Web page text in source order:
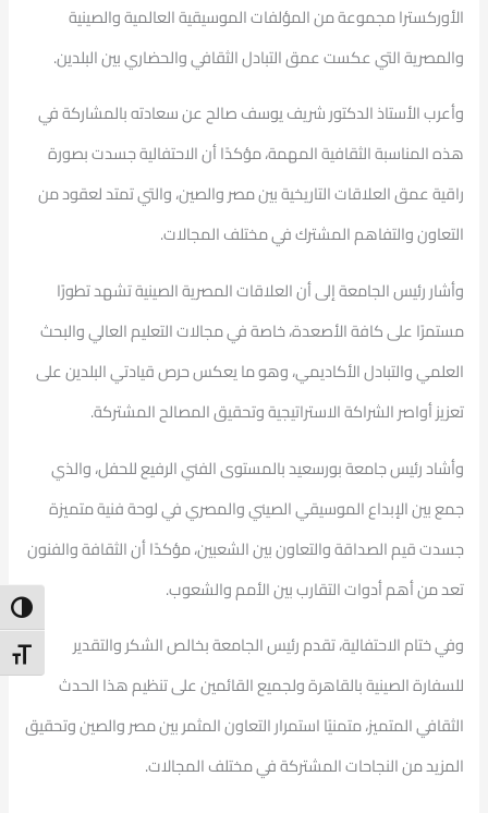
الأوركسترا مجموعة من المؤلفات الموسيقية العالمية والصينية
والمصرية التي عكست عمق التبادل الثقافي والحضاري بين البلدين.
وأعرب الأستاذ الدكتور شريف يوسف صالح عن سعادته بالمشاركة في
هذه المناسبة الثقافية المهمة، مؤكدًا أن الاحتفالية جسدت بصورة
راقية عمق العلاقات التاريخية بين مصر والصين، والتي تمتد لعقود من
التعاون والتفاهم المشترك في مختلف المجالات.
وأشار رئيس الجامعة إلى أن العلاقات المصرية الصينية تشهد تطورًا
مستمرًا على كافة الأصعدة، خاصة في مجالات التعليم العالي والبحث
العلمي والتبادل الأكاديمي، وهو ما يعكس حرص قيادتي البلدين على
تعزيز أواصر الشراكة الاستراتيجية وتحقيق المصالح المشتركة.
وأشاد رئيس جامعة بورسعيد بالمستوى الفني الرفيع للحفل، والذي
جمع بين الإبداع الموسيقي الصيني والمصري في لوحة فنية متميزة
جسدت قيم الصداقة والتعاون بين الشعبين، مؤكدًا أن الثقافة والفنون
تعد من أهم أدوات التقارب بين الأمم والشعوب.
وفي ختام الاحتفالية، تقدم رئيس الجامعة بخالص الشكر والتقدير
للسفارة الصينية بالقاهرة ولجميع القائمين على تنظيم هذا الحدث
الثقافي المتميز، متمنيًا استمرار التعاون المثمر بين مصر والصين وتحقيق
المزيد من النجاحات المشتركة في مختلف المجالات.